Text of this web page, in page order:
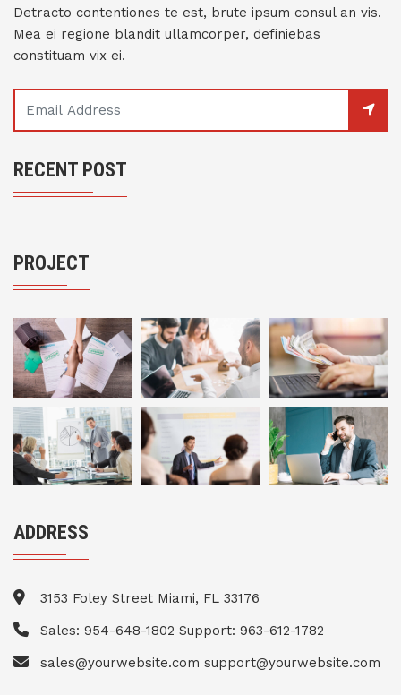
Detracto contentiones te est, brute ipsum consul an vis.
Mea ei regione blandit ullamcorper, definiebas
constituam vix ei.
RECENT POST
PROJECT
ADDRESS
3153 Foley Street Miami, FL 33176
Sales: 954-648-1802 Support: 963-612-1782
sales@yourwebsite.com support@yourwebsite.com